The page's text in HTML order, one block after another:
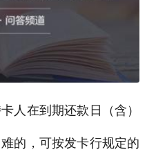
人在到期还款日（含）
的，可按发卡行规定的